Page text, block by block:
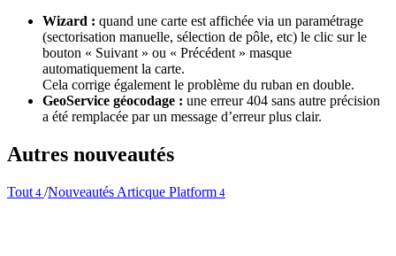
Wizard : quand une carte est affichée via un paramétrage
(sectorisation manuelle, sélection de pôle, etc) le clic sur le
bouton « Suivant » ou « Précédent » masque
automatiquement la carte.
Cela corrige également le problème du ruban en double.
GeoService géocodage : une erreur 404 sans autre précision
a été remplacée par un message d’erreur plus clair.
Autres nouveautés
Tout 4 /Nouveautés Articque Platform 4